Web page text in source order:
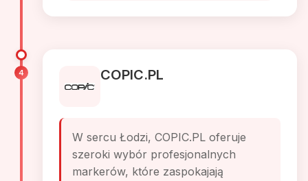
4 COPIC.PL
W sercu Łodzi, COPIC.PL oferuje
szeroki wybór profesjonalnych
markerów, które zaspokajają